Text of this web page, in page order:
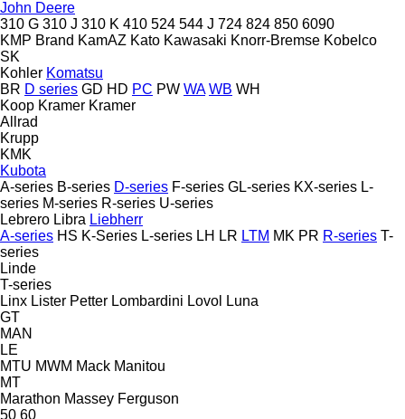
John Deere
310 G 310 J 310 K 410 524 544 J 724 824 850 6090
KMP Brand KamAZ Kato Kawasaki Knorr-Bremse Kobelco
SK
Kohler Komatsu
BR D series GD HD PC PW WA WB WH
Koop Kramer Kramer
Allrad
Krupp
KMK
Kubota
A-series B-series D-series F-series GL-series KX-series L-
series M-series R-series U-series
Lebrero Libra Liebherr
A-series HS K-Series L-series LH LR LTM MK PR R-series T-
series
Linde
T-series
Linx Lister Petter Lombardini Lovol
Luna
GT
MAN
LE
MTU MWM Mack Manitou
MT
Marathon Massey Ferguson
50 60